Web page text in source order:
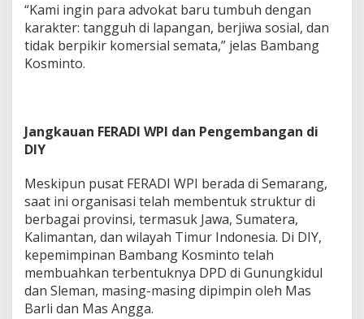
“Kami ingin para advokat baru tumbuh dengan
karakter: tangguh di lapangan, berjiwa sosial, dan
tidak berpikir komersial semata,” jelas Bambang
Kosminto.
Jangkauan FERADI WPI dan Pengembangan di
DIY
Meskipun pusat FERADI WPI berada di Semarang,
saat ini organisasi telah membentuk struktur di
berbagai provinsi, termasuk Jawa, Sumatera,
Kalimantan, dan wilayah Timur Indonesia. Di DIY,
kepemimpinan Bambang Kosminto telah
membuahkan terbentuknya DPD di Gunungkidul
dan Sleman, masing-masing dipimpin oleh Mas
Barli dan Mas Angga.